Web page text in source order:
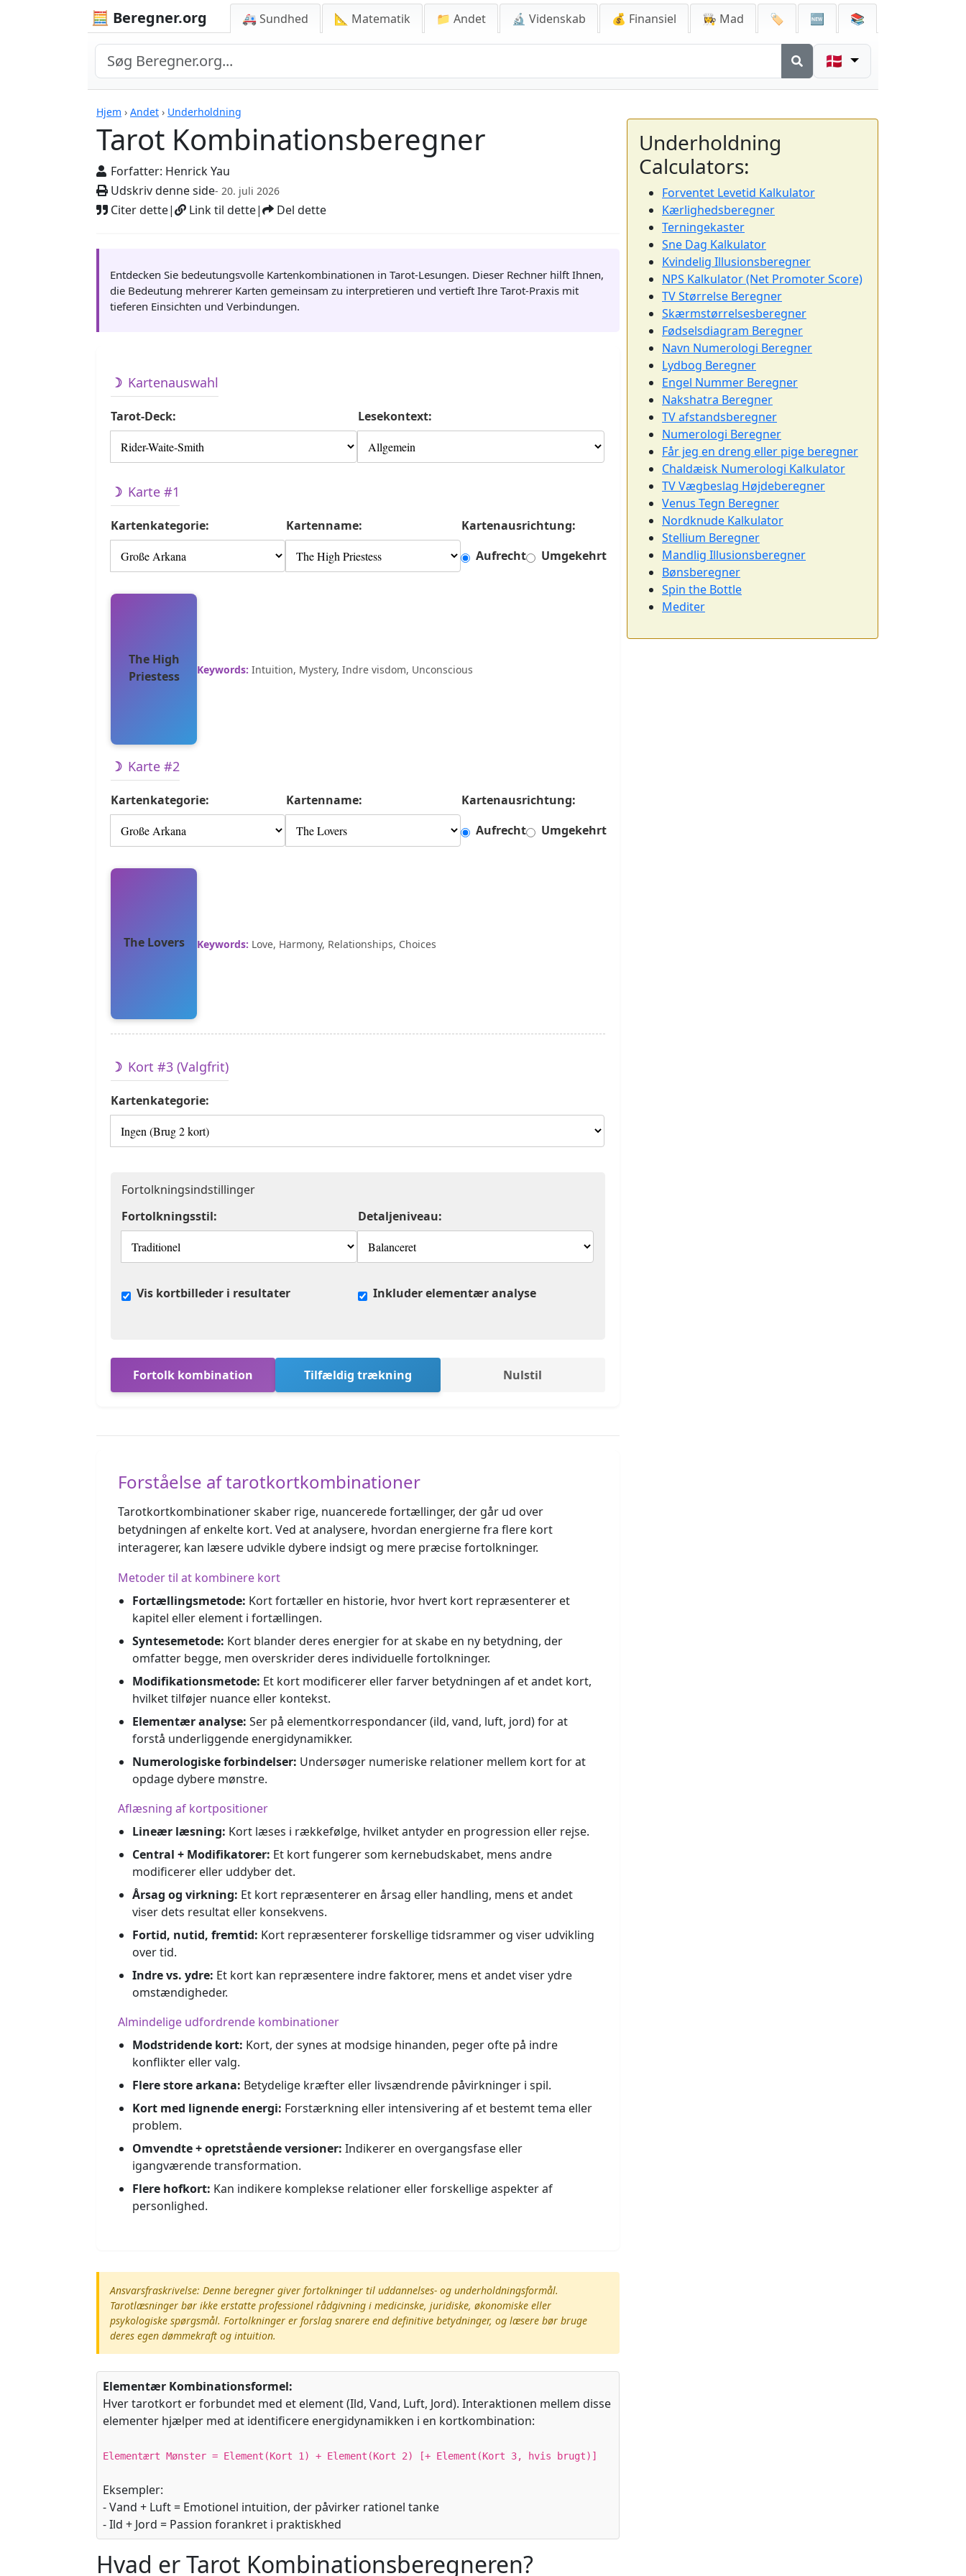
🧮 Beregner.org 🚑 Sundhed 📐 Matematik 📁 Andet 🔬 Videnskab 💰 Finansiel 👩‍🍳 Mad 🏷️ 🆕 📚
🇩🇰
Hjem › Andet › Underholdning
Tarot Kombinationsberegner
Forfatter: Henrick Yau
Udskriv denne side- 20. juli 2026
Citer dette| Link til dette| Del dette
Tarot Kombinationsberegner
Entdecken Sie bedeutungsvolle Kartenkombinationen in Tarot-Lesungen. Dieser Rechner hilft Ihnen,
die Bedeutung mehrerer Karten gemeinsam zu interpretieren und vertieft Ihre Tarot-Praxis mit
tieferen Einsichten und Verbindungen.
Kartenauswahl
Tarot-Deck: Lesekontext:
Karte #1
Kartenkategorie: Kartenname:
Kartenausrichtung:
Aufrecht
Umgekehrt
The High
Priestess
Keywords: Intuition, Mystery, Indre visdom, Unconscious
Karte #2
Kartenkategorie: Kartenname:
Kartenausrichtung:
Aufrecht
Umgekehrt
The Lovers Keywords: Love, Harmony, Relationships, Choices
Kort #3 (Valgfrit)
Kartenkategorie:
Fortolkningsindstillinger
Fortolkningsstil:
Detaljeniveau:
Vis kortbilleder i resultater Inkluder elementær analyse
Fortolk kombination Tilfældig trækning Nulstil
Forståelse af tarotkortkombinationer
Tarotkortkombinationer skaber rige, nuancerede fortællinger, der går ud over
betydningen af enkelte kort. Ved at analysere, hvordan energierne fra flere kort
interagerer, kan læsere udvikle dybere indsigt og mere præcise fortolkninger.
Metoder til at kombinere kort
Fortællingsmetode: Kort fortæller en historie, hvor hvert kort repræsenterer et
kapitel eller element i fortællingen.
Syntesemetode: Kort blander deres energier for at skabe en ny betydning, der
omfatter begge, men overskrider deres individuelle fortolkninger.
Modifikationsmetode: Et kort modificerer eller farver betydningen af et andet kort,
hvilket tilføjer nuance eller kontekst.
Elementær analyse: Ser på elementkorrespondancer (ild, vand, luft, jord) for at
forstå underliggende energidynamikker.
Numerologiske forbindelser: Undersøger numeriske relationer mellem kort for at
opdage dybere mønstre.
Aflæsning af kortpositioner
Lineær læsning: Kort læses i rækkefølge, hvilket antyder en progression eller rejse.
Central + Modifikatorer: Et kort fungerer som kernebudskabet, mens andre
modificerer eller uddyber det.
Årsag og virkning: Et kort repræsenterer en årsag eller handling, mens et andet
viser dets resultat eller konsekvens.
Fortid, nutid, fremtid: Kort repræsenterer forskellige tidsrammer og viser udvikling
over tid.
Indre vs. ydre: Et kort kan repræsentere indre faktorer, mens et andet viser ydre
omstændigheder.
Almindelige udfordrende kombinationer
Modstridende kort: Kort, der synes at modsige hinanden, peger ofte på indre
konflikter eller valg.
Flere store arkana: Betydelige kræfter eller livsændrende påvirkninger i spil.
Kort med lignende energi: Forstærkning eller intensivering af et bestemt tema eller
problem.
Omvendte + opretstående versioner: Indikerer en overgangsfase eller
igangværende transformation.
Flere hofkort: Kan indikere komplekse relationer eller forskellige aspekter af
personlighed.
Ansvarsfraskrivelse: Denne beregner giver fortolkninger til uddannelses- og underholdningsformål.
Tarotlæsninger bør ikke erstatte professionel rådgivning i medicinske, juridiske, økonomiske eller
psykologiske spørgsmål. Fortolkninger er forslag snarere end definitive betydninger, og læsere bør bruge
deres egen dømmekraft og intuition.
Elementær Kombinationsformel:
Hver tarotkort er forbundet med et element (Ild, Vand, Luft, Jord). Interaktionen mellem disse
elementer hjælper med at identificere energidynamikken i en kortkombination:
Elementært Mønster = Element(Kort 1) + Element(Kort 2) [+ Element(Kort 3, hvis brugt)]
Eksempler:
- Vand + Luft = Emotionel intuition, der påvirker rationel tanke
- Ild + Jord = Passion forankret i praktiskhed
Hvad er Tarot Kombinationsberegneren?
Underholdning
Calculators:
Forventet Levetid Kalkulator
Kærlighedsberegner
Terningekaster
Sne Dag Kalkulator
Kvindelig Illusionsberegner
NPS Kalkulator (Net Promoter Score)
TV Størrelse Beregner
Skærmstørrelsesberegner
Fødselsdiagram Beregner
Navn Numerologi Beregner
Lydbog Beregner
Engel Nummer Beregner
Nakshatra Beregner
TV afstandsberegner
Numerologi Beregner
Får jeg en dreng eller pige beregner
Chaldæisk Numerologi Kalkulator
TV Vægbeslag Højdeberegner
Venus Tegn Beregner
Nordknude Kalkulator
Stellium Beregner
Mandlig Illusionsberegner
Bønsberegner
Spin the Bottle
Mediter